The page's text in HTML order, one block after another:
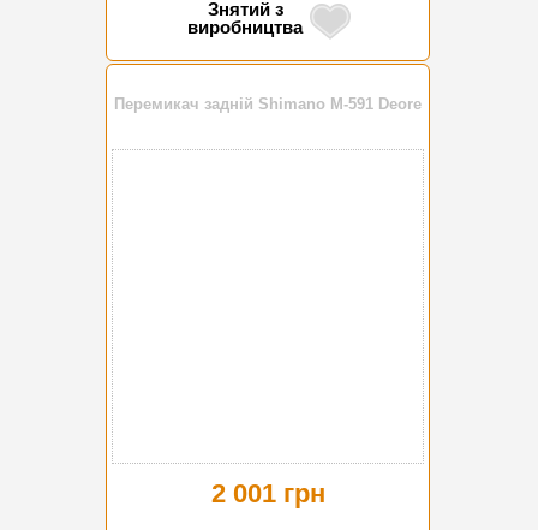
Знятий з
виробництва
Перемикач задній Shimano M-591 Deore
2 001 грн